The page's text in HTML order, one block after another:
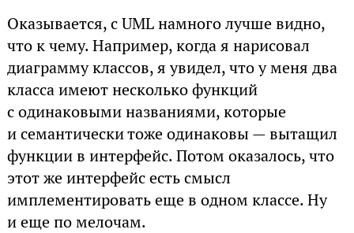
Оказывается, с UML намного лучше видно,
что к чему. Например, когда я нарисовал
диаграмму классов, я увидел, что у меня два
класса имеют несколько функций
с одинаковыми названиями, которые
и семантически тоже одинаковы — вытащил
функции в интерфейс. Потом оказалось, что
этот же интерфейс есть смысл
имплементировать еще в одном классе. Ну
и еще по мелочам.